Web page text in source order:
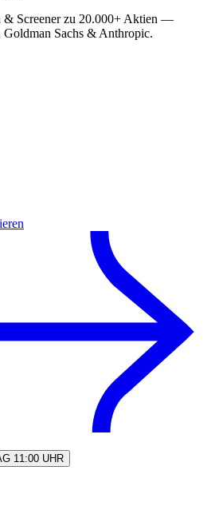
& Screener zu 20.000+ Aktien —
Sachs & Anthropic.
11:00 UHR